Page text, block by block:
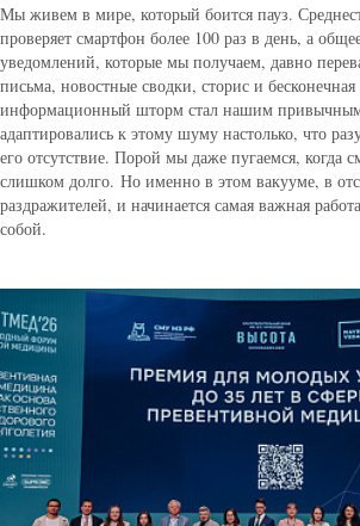
Мы живем в мире, который боится пауз.
проверяет смартфон более 100 раз в день, а
уведомлений, которые мы получаем, давно
письма, новостные сводки, сторис и
информационный шторм стал нашим
адаптировались к этому шуму настолько, что
его отсутствие. Порой мы даже пугаемся, когда
слишком долго. Но именно в этом вакууме, в
раздражителей, и начинается самая важная
собой.